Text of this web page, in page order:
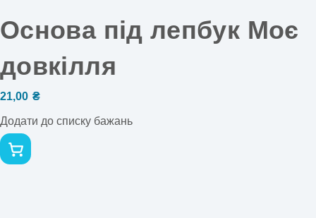
Основа під лепбук Моє
довкілля
21,00 ₴
Додати до списку бажань